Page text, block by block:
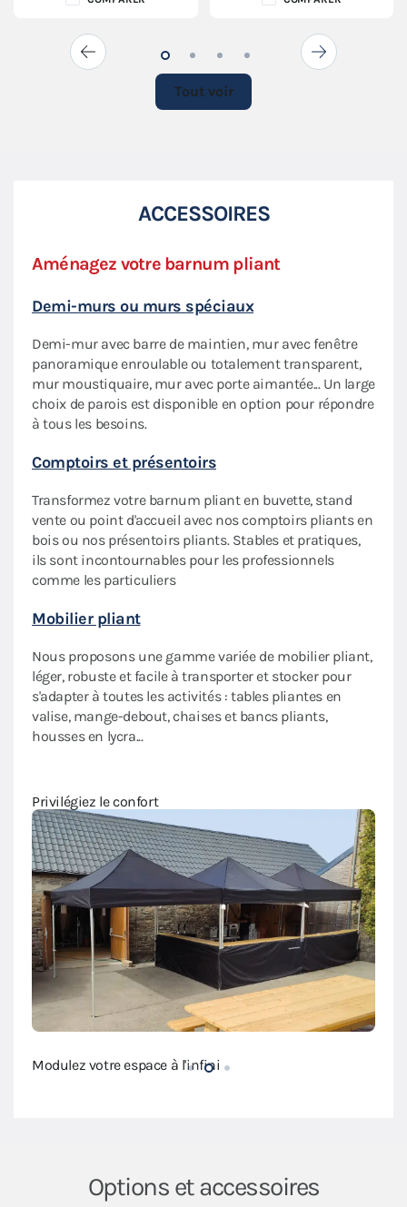
Tout voir
ACCESSOIRES
Modulez votre espace à l'infini
Aménagez votre barnum pliant
Demi-murs ou murs spéciaux
Demi-mur avec barre de maintien, mur avec fenêtre
panoramique enroulable ou totalement transparent,
mur moustiquaire, mur avec porte aimantée... Un large
choix de parois est disponible en option pour répondre
à tous les besoins.
Comptoirs et présentoirs
Transformez votre barnum pliant en buvette, stand
vente ou point d'accueil avec nos comptoirs pliants en
bois ou nos présentoirs pliants. Stables et pratiques,
ils sont incontournables pour les professionnels
comme les particuliers
Mobilier pliant
Nous proposons une gamme variée de mobilier pliant,
léger, robuste et facile à transporter et stocker pour
s'adapter à toutes les activités : tables pliantes en
valise, mange-debout, chaises et bancs pliants,
housses en lycra...
Privilégiez le confort
Options et accessoires